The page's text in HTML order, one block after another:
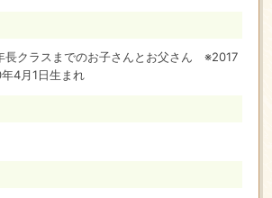
長クラスまでのお子さんとお父さん ※2017
4月1日生まれ